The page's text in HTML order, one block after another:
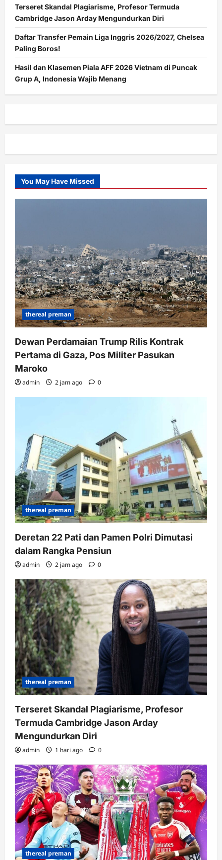
Terseret Skandal Plagiarisme, Profesor Termuda
Cambridge Jason Arday Mengundurkan Diri
Daftar Transfer Pemain Liga Inggris 2026/2027, Chelsea
Paling Boros!
Hasil dan Klasemen Piala AFF 2026 Vietnam di Puncak
Grup A, Indonesia Wajib Menang
You May Have Missed
thereal preman
Dewan Perdamaian Trump Rilis Kontrak
Pertama di Gaza, Pos Militer Pasukan
Maroko
admin 2 jam ago 0
thereal preman
Deretan 22 Pati dan Pamen Polri Dimutasi
dalam Rangka Pensiun
admin 2 jam ago 0
thereal preman
Terseret Skandal Plagiarisme, Profesor
Termuda Cambridge Jason Arday
Mengundurkan Diri
admin 1 hari ago 0
thereal preman